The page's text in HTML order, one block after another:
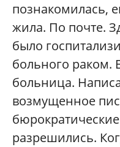
познакомилась,
жила. По почте.
было
больного раком.
больница.
возмущенное
разрешились.